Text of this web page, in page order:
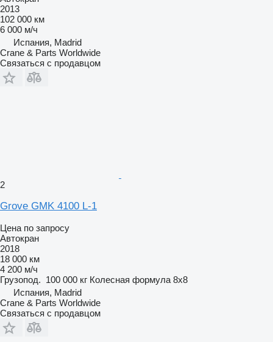
2013
102 000 км
6 000 м/ч
Испания, Madrid
Crane & Parts Worldwide
Связаться с продавцом
2
Grove GMK 4100 L-1
Цена по запросу
Автокран
2018
18 000 км
4 200 м/ч
Грузопод. 100 000 кг Колесная формула 8x8
Испания, Madrid
Crane & Parts Worldwide
Связаться с продавцом